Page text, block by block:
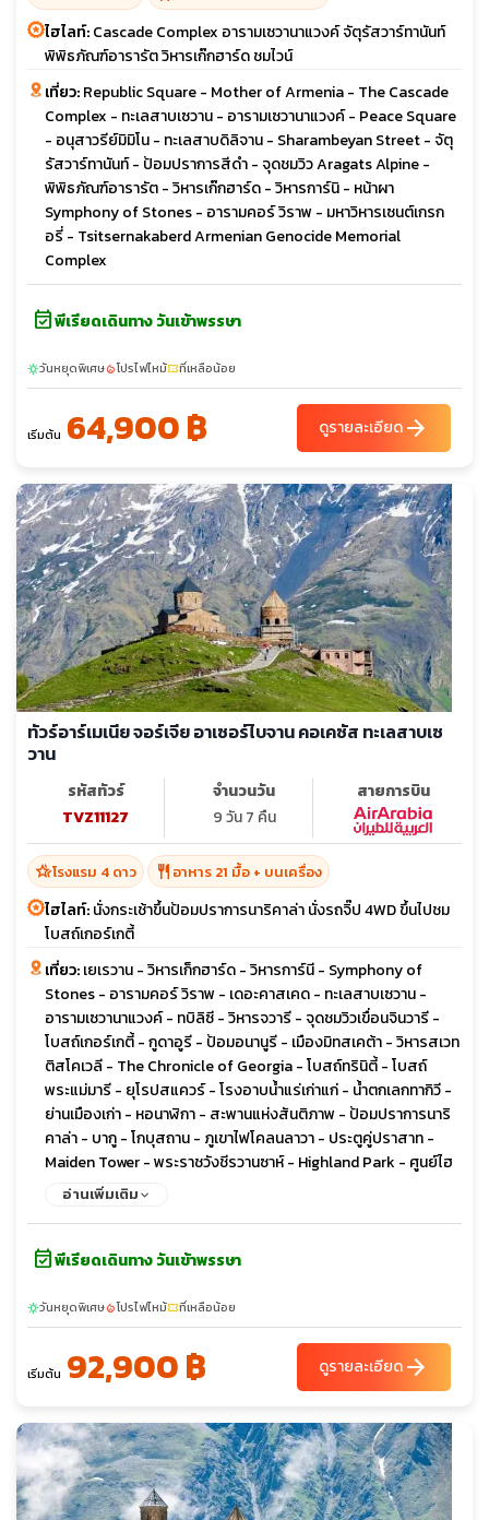
ไฮไลท์:Cascade Complex อารามเซวานาแวงค์ จัตุรัสวาร์ทานันท์
พิพิธภัณฑ์อารารัต วิหารเก๊กฮาร์ด ชมไวน์
เที่ยว:Republic Square - Mother of Armenia - The Cascade
Complex - ทะเลสาบเซวาน - อารามเซวานาแวงค์ - Peace Square
- อนุสาวรีย์มิมิโน - ทะเลสาบดิลิจาน - Sharambeyan Street - จัตุ
รัสวาร์ทานันท์ - ป้อมปราการสีดำ - จุดชมวิว Aragats Alpine -
พิพิธภัณฑ์อารารัต - วิหารเก๊กฮาร์ด - วิหารการ์นิ - หน้าผา
Symphony of Stones - อารามคอร์ วิราพ - มหาวิหารเซนต์เกรก
อรี่ - Tsitsernakaberd Armenian Genocide Memorial
Complex
event_availableพีเรียดเดินทาง วันเข้าพรรษา
sunnyวันหยุดพิเศษlocal_fire_departmentโปรไฟไหม้confirmation_numberที่เหลือน้อย
เริ่มต้น 64,900 ฿ ดูรายละเอียดarrow_forward
ทัวร์อาร์เมเนีย จอร์เจีย อาเซอร์ไบจาน คอเคซัส ทะเลสาบเซ
วาน
รหัสทัวร์
TVZ11127
จำนวนวัน
9 วัน 7 คืน
สายการบิน
hotel_classโรงแรม 4 ดาว restaurant อาหาร 21 มื้อ + บนเครื่อง
ไฮไลท์:นั่งกระเช้าขึ้นป้อมปราการนาริคาล่า นั่งรถจิ๊ป 4WD ขึ้นไปชม
โบสถ์เกอร์เกตี้
เที่ยว:เยเรวาน - วิหารเก็กฮาร์ด - วิหารการ์นี - Symphony of
Stones - อารามคอร์ วิราพ - เดอะคาสเคด - ทะเลสาบเซวาน -
อารามเซวานาแวงค์ - ทบิลิซี - วิหารจวารี - จุดชมวิวเขื่อนจินวารี -
โบสถ์เกอร์เกตี้ - กูดาอูรี - ป้อมอนานูรี - เมืองมิทสเคต้า - วิหารสเวท
ติสโคเวลี - The Chronicle of Georgia - โบสถ์ทรินิตี้ - โบสถ์
พระแม่มารี - ยุโรปสแควร์ - โรงอาบน้ำแร่เก่าแก่ - น้ำตกเลกทากิวี -
ย่านเมืองเก่า - หอนาฬิกา - สะพานแห่งสันติภาพ - ป้อมปราการนาริ
คาล่า - บากู - โกบุสถาน - ภูเขาไฟโคลนลาวา - ประตูคู่ปราสาท -
Maiden Tower - พระราชวังชีรวานซาห์ - Highland Park - ศูนย์ไฮ
ดาร์ อาลิเยฟ - ยานาร์แด็ก - วิหารแห่งไฟ
อ่านเพิ่มเติม
event_availableพีเรียดเดินทาง วันเข้าพรรษา
sunnyวันหยุดพิเศษlocal_fire_departmentโปรไฟไหม้confirmation_numberที่เหลือน้อย
เริ่มต้น 92,900 ฿ ดูรายละเอียดarrow_forward